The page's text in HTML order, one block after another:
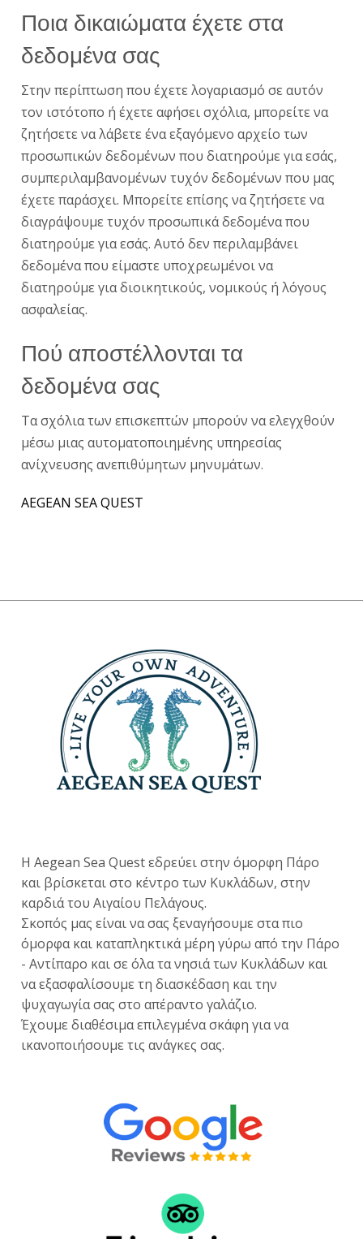
Ποια δικαιώματα έχετε στα
δεδομένα σας
Στην περίπτωση που έχετε λογαριασμό σε αυτόν
τον ιστότοπο ή έχετε αφήσει σχόλια, μπορείτε να
ζητήσετε να λάβετε ένα εξαγόμενο αρχείο των
προσωπικών δεδομένων που διατηρούμε για εσάς,
συμπεριλαμβανομένων τυχόν δεδομένων που μας
έχετε παράσχει. Μπορείτε επίσης να ζητήσετε να
διαγράψουμε τυχόν προσωπικά δεδομένα που
διατηρούμε για εσάς. Αυτό δεν περιλαμβάνει
δεδομένα που είμαστε υποχρεωμένοι να
διατηρούμε για διοικητικούς, νομικούς ή λόγους
ασφαλείας.
Πού αποστέλλονται τα
δεδομένα σας
Τα σχόλια των επισκεπτών μπορούν να ελεγχθούν
μέσω μιας αυτοματοποιημένης υπηρεσίας
ανίχνευσης ανεπιθύμητων μηνυμάτων.
AEGEAN SEA QUEST
Η Aegean Sea Quest εδρεύει στην όμορφη Πάρο
και βρίσκεται στο κέντρο των Κυκλάδων, στην
καρδιά του Αιγαίου Πελάγους.
Σκοπός μας είναι να σας ξεναγήσουμε στα πιο
όμορφα και καταπληκτικά μέρη γύρω από την Πάρο
- Αντίπαρο και σε όλα τα νησιά των Κυκλάδων και
να εξασφαλίσουμε τη διασκέδαση και την
ψυχαγωγία σας στο απέραντο γαλάζιο.
Έχουμε διαθέσιμα επιλεγμένα σκάφη για να
ικανοποιήσουμε τις ανάγκες σας.